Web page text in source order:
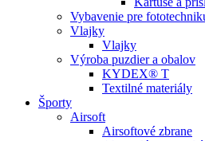
Vybavenie pre
Vlajky
Vlajky
Výroba puzdier a obalov
KYDEX® T
Textilné materiály
Športy
Airsoft
Airsoftové zbrane